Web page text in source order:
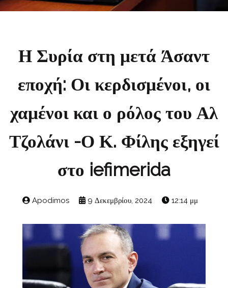
Η Συρία στη μετά Άσαντ
εποχή: Οι κερδισμένοι, οι
χαμένοι και ο ρόλος του Αλ
Τζολάνι -Ο Κ. Φίλης εξηγεί
στο iefimerida
Apodimos 9 Δεκεμβρίου, 2024 12:14 μμ